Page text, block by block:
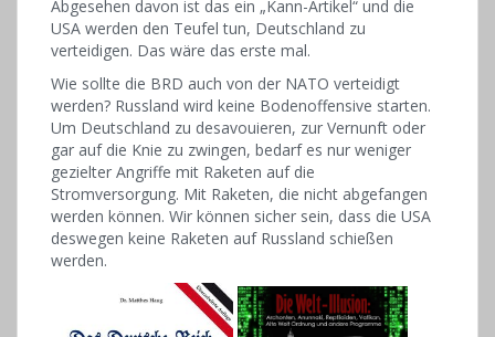
Abgesehen davon ist das ein „Kann-Artikel“ und die
USA werden den Teufel tun, Deutschland zu
verteidigen. Das wäre das erste mal.
Wie sollte die BRD auch von der NATO verteidigt
werden? Russland wird keine Bodenoffensive starten.
Um Deutschland zu desavouieren, zur Vernunft oder
gar auf die Knie zu zwingen, bedarf es nur weniger
gezielter Angriffe mit Raketen auf die
Stromversorgung. Mit Raketen, die nicht abgefangen
werden können. Wir können sicher sein, dass die USA
deswegen keine Raketen auf Russland schießen
werden.